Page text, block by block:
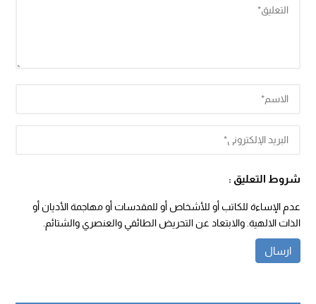
شروط التعليق :
عدم الإساءة للكاتب أو للأشخاص أو للمقدسات أو مهاجمة الأديان أو
الذات الالهية. والابتعاد عن التحريض الطائفي والعنصري والشتائم.